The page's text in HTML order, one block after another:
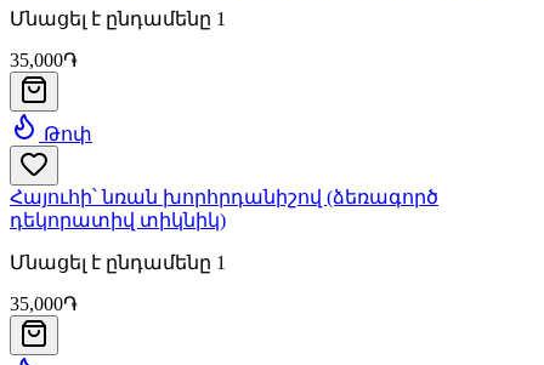
Մնացել է ընդամենը 1
35,000֏
Թոփ
Հայուհի՝ նռան խորհրդանիշով (ձեռագործ
դեկորատիվ տիկնիկ)
Մնացել է ընդամենը 1
35,000֏